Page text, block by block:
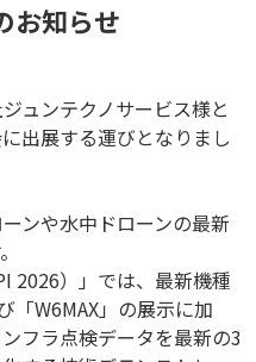
お知らせ
ュンテクノサービス様と
出展する運びとなりまし
ンや水中ドローンの最新
2026）」では、最新機種
「W6MAX」の展示に加
フラ点検データを最新の3